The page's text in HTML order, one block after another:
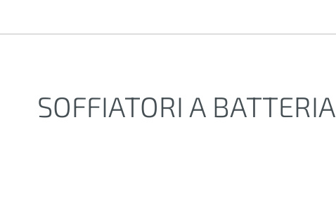
SOFFIATORI A BATTERIA